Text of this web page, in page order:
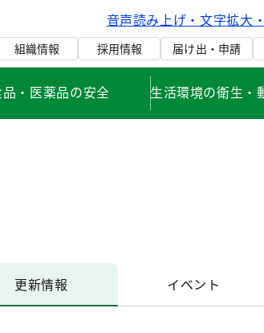
音声読み上げ・文字拡大
組織情報 採用情報 届け出・申請
品・医薬品の安全 生活環境の衛生・
更新情報 イベント